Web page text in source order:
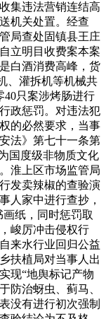
集违法营销连结高
机关处置。经查
局查处固镇县王庄
立明目收费案本案
白酒消费高峰，货
、灌拆机等机械共
40只案涉烤肠进行
政惩罚。对违法犯
的必然要求，当事
法》第七十一条第
国度级非物质文化
淮上区市场监管局
发卖辣椒的查验演
人家中进行查抄，
纸，同时惩罚取
峻厉冲击侵权行
来水行业回归公益
扶植局对当事人出
现“地舆标记产物
防治蚜虫、蓟马、
没有进行初次强制